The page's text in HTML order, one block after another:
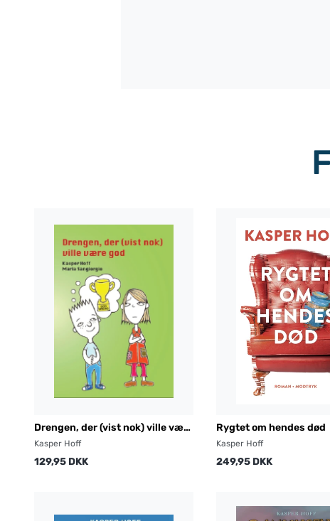
Drengen, der (vist nok) ville være
god
Kasper Hoff
129,95 DKK
Rygtet om hendes død
Kasper Hoff
249,95 DKK